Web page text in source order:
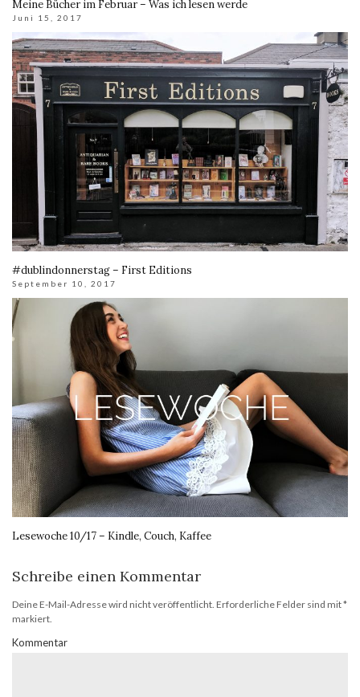
Meine Bücher im Februar – Was ich lesen werde
Juni 15, 2017
#dublindonnerstag – First Editions
September 10, 2017
Lesewoche 10/17 – Kindle, Couch, Kaffee
Schreibe einen Kommentar
Deine E-Mail-Adresse wird nicht veröffentlicht. Erforderliche Felder sind mit*
markiert.
Kommentar